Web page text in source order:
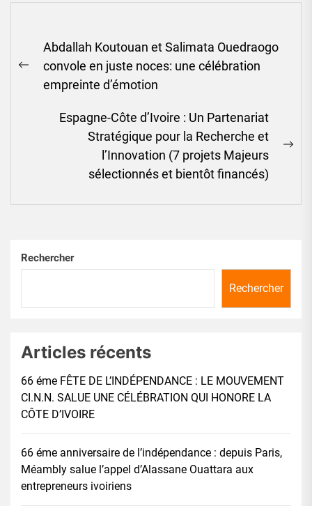
de
l’article
Previous
post:
Abdallah Koutouan et Salimata Ouedraogo
convole en juste noces: une célébration
empreinte d’émotion
Espagne-Côte d’Ivoire : Un Partenariat
Stratégique pour la Recherche et
l’Innovation (7 projets Majeurs
sélectionnés et bientôt financés)
Rechercher
Rechercher
Articles récents
66 éme FÊTE DE L’INDÉPENDANCE : LE MOUVEMENT
CI.N.N. SALUE UNE CÉLÉBRATION QUI HONORE LA
CÔTE D’IVOIRE
66 éme anniversaire de l’indépendance : depuis Paris,
Méambly salue l’appel d’Alassane Ouattara aux
entrepreneurs ivoiriens